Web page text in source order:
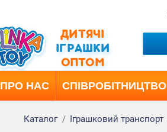
ДИТЯЧІ
ІГРАШКИ
ОПТОМ
ПРО НАС СПІВРОБІТНИЦТВО
Каталог Іграшковий транспорт